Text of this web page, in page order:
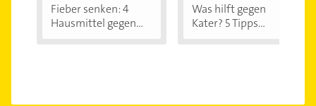
Fieber senken: 4
Hausmittel gegen...
Was hilft gegen
Kater? 5 Tipps...